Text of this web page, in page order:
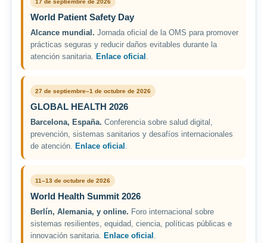
World Patient Safety Day
Alcance mundial. Jornada oficial de la OMS para promover
prácticas seguras y reducir daños evitables durante la
atención sanitaria. Enlace oficial
27 de septiembre–1 de octubre de 2026
GLOBAL HEALTH 2026
Barcelona, España. Conferencia sobre salud digital,
prevención, sistemas sanitarios y desafíos internacionales
de atención. Enlace oficial
11–13 de octubre de 2026
World Health Summit 2026
Berlín, Alemania, y online. Foro internacional sobre
sistemas resilientes, equidad, ciencia, políticas públicas e
innovación sanitaria. Enlace oficial